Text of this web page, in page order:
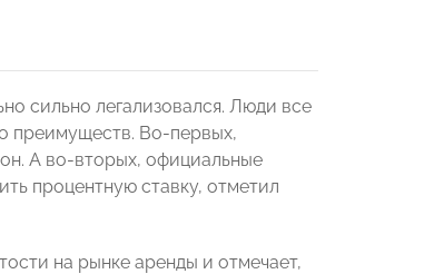
сильно легализовался. Люди все
преимуществ. Во-первых,
А во-вторых, официальные
процентную ставку, отметил
на рынке аренды и отмечает,